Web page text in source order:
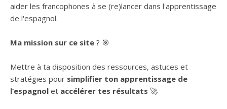
aider les francophones à se (re)lancer dans l'apprentissage
de l'espagnol.
Ma mission sur ce site ? 🎯
Mettre à ta disposition des ressources, astuces et
stratégies pour simplifier ton apprentissage de
l’espagnol et accélérer tes résultats 🚀